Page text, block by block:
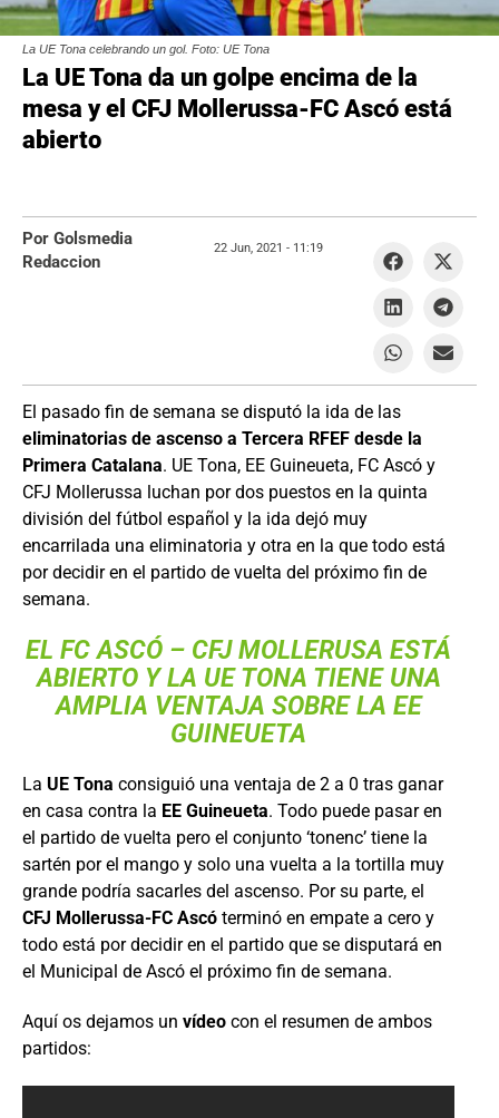
La UE Tona celebrando un gol. Foto: UE Tona
La UE Tona da un golpe encima de la
mesa y el CFJ Mollerussa-FC Ascó está
abierto
El pasado fin de semana se disputó la ida de las
eliminatorias de ascenso a Tercera RFEF desde la
Primera Catalana. UE Tona, EE Guineueta, FC Ascó y
CFJ Mollerussa luchan por dos puestos en la quinta
división del fútbol español y la ida dejó muy
encarrilada una eliminatoria y otra en la que todo está
por decidir en el partido de vuelta del próximo fin de
semana.
EL FC ASCÓ – CFJ MOLLERUSA ESTÁ
ABIERTO Y LA UE TONA TIENE UNA
AMPLIA VENTAJA SOBRE LA EE
GUINEUETA
La UE Tona consiguió una ventaja de 2 a 0 tras ganar
en casa contra la EE Guineueta. Todo puede pasar en
el partido de vuelta pero el conjunto ‘tonenc’ tiene la
sartén por el mango y solo una vuelta a la tortilla muy
grande podría sacarles del ascenso. Por su parte, el
CFJ Mollerussa-FC Ascó terminó en empate a cero y
todo está por decidir en el partido que se disputará en
el Municipal de Ascó el próximo fin de semana.
Aquí os dejamos un vídeo con el resumen de ambos
partidos:
Por Golsmedia
Redaccion
22 Jun, 2021 - 11:19